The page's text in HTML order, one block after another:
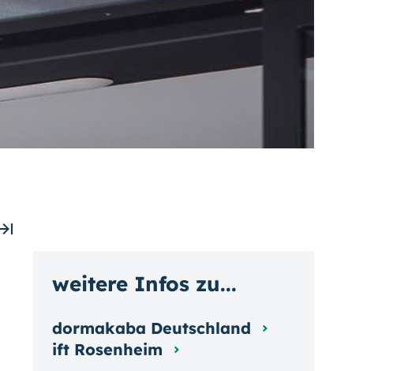
weitere Infos zu...
dormakaba Deutschland
ift Rosenheim